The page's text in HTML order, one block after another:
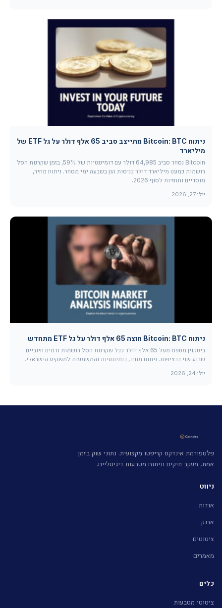
ניתוח Bitcoin: BTC מתייצב סביב 65 אלף דולר על גל ETF של
מיליארד
Bitcoin נסחר סביב 64,985 דולר עם דומיננטיות של 59%, בזמן שקרנות הסל
רושמות כמעט מיליארד דולר כניסות הון בשבעה ימי מסחר. ניתוח מחיר,
מוסדיים ותחזיות לסוף 2026.
יולי 27, 2026
ניתוח Bitcoin: BTC חוצה 65 אלף דולר על גל ETF מתחדש
ביטקוין מטפס מעל 65 אלף דולר ככל שקרנות הסל רושמות זרמים חיוביים
שבוע שני ברציפות. ניתוח מחיר, דומיננטיות והמשמעות למשקיע הישראלי.
יולי 24, 2026
פלטפורמת אינדקס קריפטו מקצועית. נתוני שוק בזמן
אמת, מעקב תיקים וניתוח מטבעות דיגיטליים.
ניווט
אודות
ארנק
ציטוטים
מאמרים
כלים
ציטוטי מטבעות